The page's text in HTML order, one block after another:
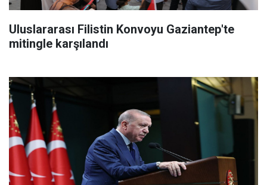
Uluslararası Filistin Konvoyu Gaziantep'te
mitingle karşılandı